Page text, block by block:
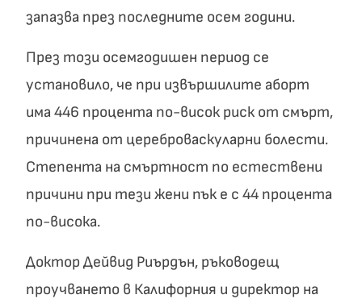
запазва през последните осем години.
През този осемгодишен период се
установило, че при извършилите аборт
има 446 процента по-висок риск от смърт,
причинена от цереброваскуларни болести.
Степента на смъртност по естествени
причини при тези жени пък е с 44 процента
по-висока.
Доктор Дейвид Риърдън, ръководещ
проучването в Калифорния и директор на